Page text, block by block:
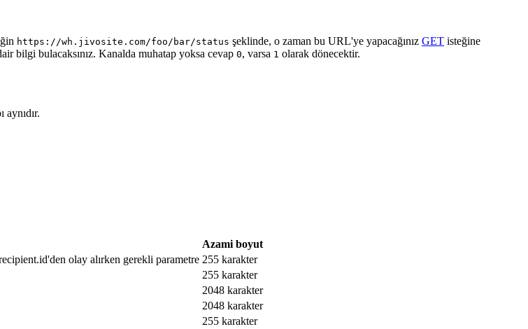
https://wh.jivosite.com/foo/bar/status şeklinde, o zaman bu URL'ye yapacağınız GET isteğine
bilgi bulacaksınız. Kanalda muhatap yoksa cevap 0, varsa 1 olarak dönecektir.
Azami boyut
olay alırken gerekli parametre 255 karakter
255 karakter
2048 karakter
2048 karakter
255 karakter